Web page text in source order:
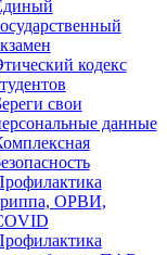
кодекс
свои
данные
ОРВИ,